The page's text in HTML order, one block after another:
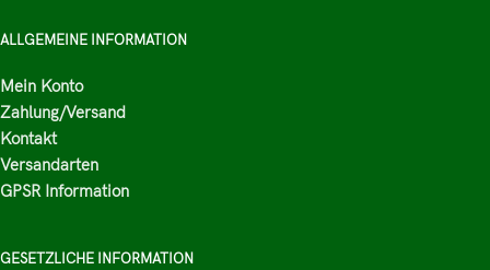
ALLGEMEINE INFORMATION
Mein Konto
Zahlung/Versand
Kontakt
Versandarten
GPSR Information
GESETZLICHE INFORMATION